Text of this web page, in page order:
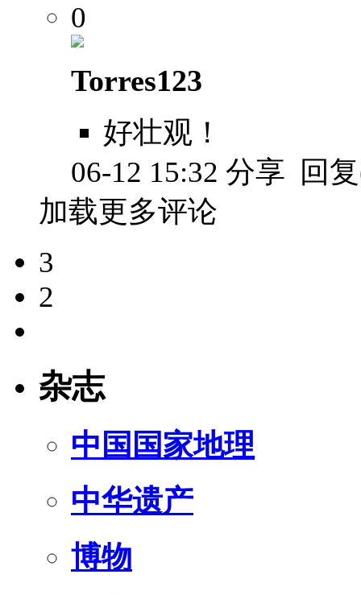
0
Torres123
好壮观！
06-12 15:32 分享
回
加载更多评论
3
2
杂志
中国国家地理
中华遗产
博物